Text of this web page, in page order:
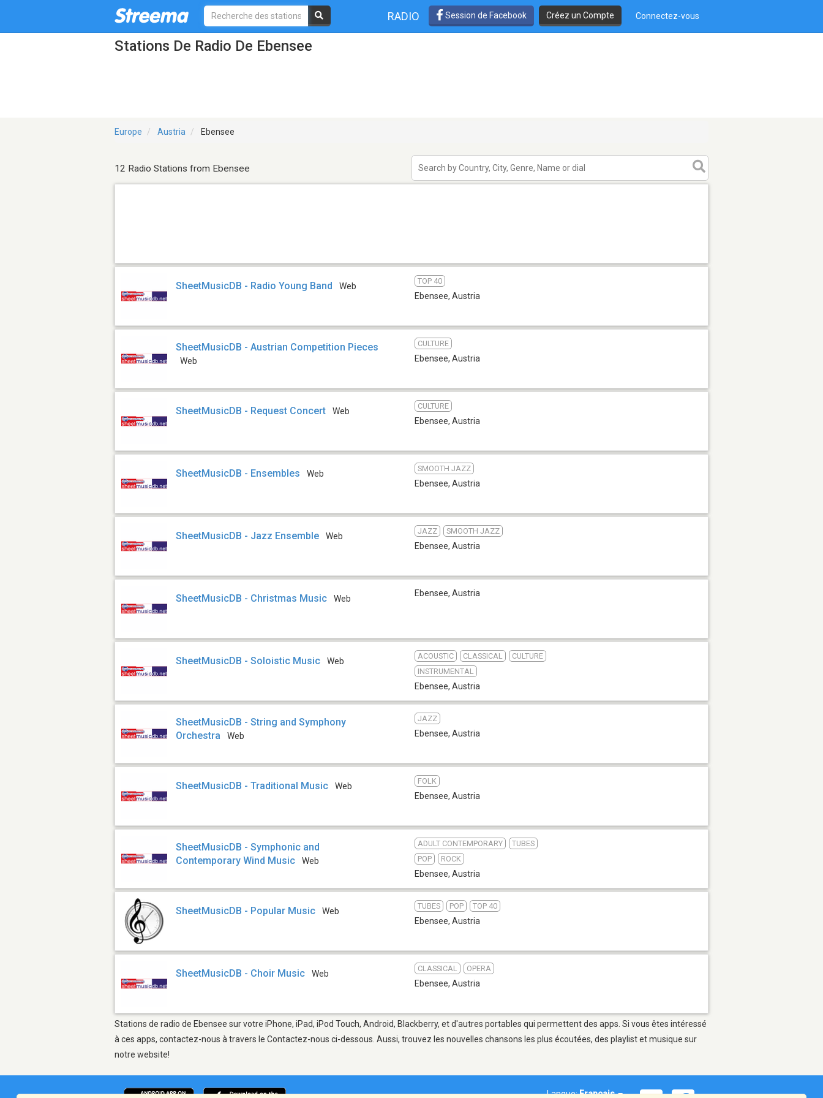
RADIO Session de Facebook Créez un Compte Connectez-vous
Stations De Radio De Ebensee
Europe Austria Ebensee
12 Radio Stations from Ebensee
SheetMusicDB - Radio Young Band Web
TOP 40
Ebensee, Austria
SheetMusicDB - Austrian Competition Pieces
Web
CULTURE
Ebensee, Austria
SheetMusicDB - Request Concert Web
CULTURE
Ebensee, Austria
SheetMusicDB - Ensembles Web
SMOOTH JAZZ
Ebensee, Austria
SheetMusicDB - Jazz Ensemble Web
JAZZ SMOOTH JAZZ
Ebensee, Austria
SheetMusicDB - Christmas Music Web
Ebensee, Austria
SheetMusicDB - Soloistic Music Web
ACOUSTIC CLASSICAL
CULTURE
INSTRUMENTAL
Ebensee, Austria
SheetMusicDB - String and Symphony
Orchestra
Web
JAZZ
Ebensee, Austria
SheetMusicDB - Traditional Music Web
FOLK
Ebensee, Austria
SheetMusicDB - Symphonic and
Contemporary Wind Music
Web
ADULT CONTEMPORARY
TUBES
POP
ROCK
Ebensee, Austria
SheetMusicDB - Popular Music Web
TUBES POP TOP 40
Ebensee, Austria
SheetMusicDB - Choir Music Web
CLASSICAL OPERA
Ebensee, Austria
Stations de radio de Ebensee sur votre iPhone, iPad, iPod Touch, Android, Blackberry, et d'autres portables qui permettent des apps. Si vous êtes intéressé
à ces apps, contactez-nous à travers le Contactez-nous ci-dessous. Aussi, trouvez les nouvelles chansons les plus écoutées, des playlist et musique sur
notre website!
Langue:Français